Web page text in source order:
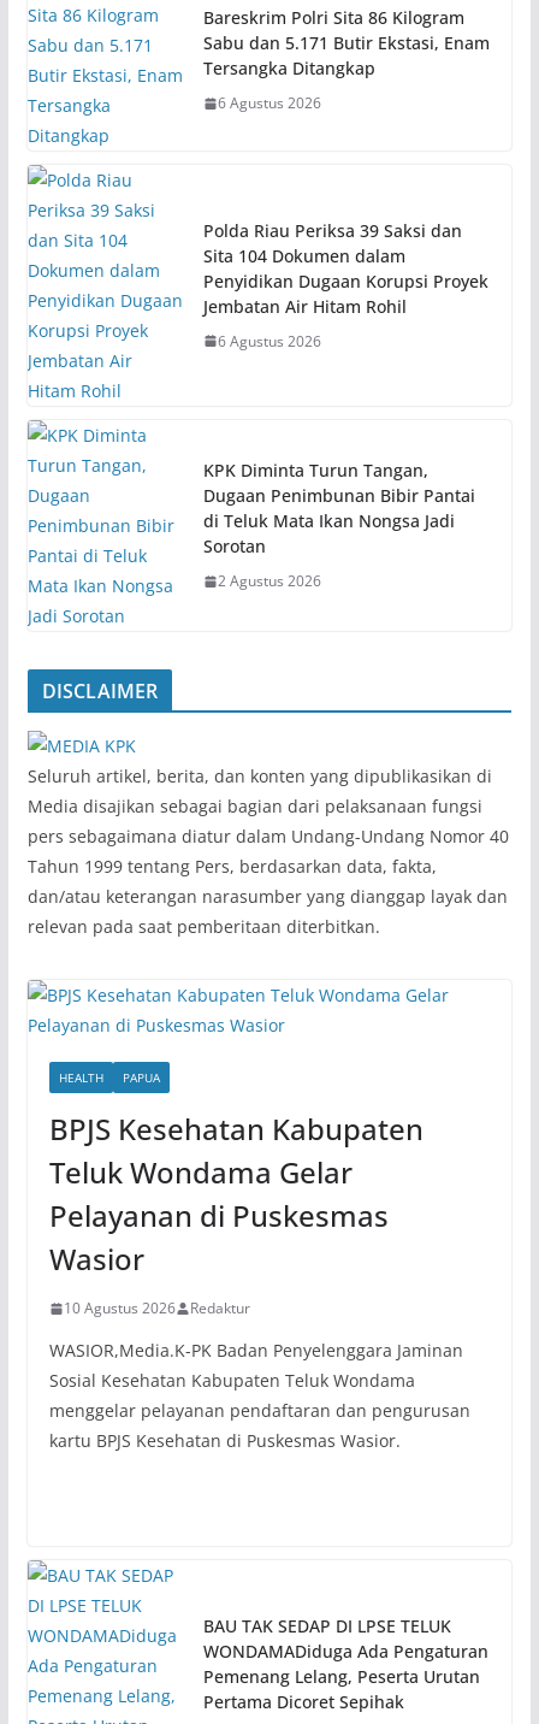
Bareskrim Polri Sita 86 Kilogram
Sabu dan 5.171 Butir Ekstasi, Enam
Tersangka Ditangkap
6 Agustus 2026
Polda Riau Periksa 39 Saksi dan
Sita 104 Dokumen dalam
Penyidikan Dugaan Korupsi Proyek
Jembatan Air Hitam Rohil
6 Agustus 2026
KPK Diminta Turun Tangan,
Dugaan Penimbunan Bibir Pantai
di Teluk Mata Ikan Nongsa Jadi
Sorotan
2 Agustus 2026
DISCLAIMER
‎Seluruh artikel, berita, dan konten yang dipublikasikan di
Media disajikan sebagai bagian dari pelaksanaan fungsi
pers sebagaimana diatur dalam Undang-Undang Nomor 40
Tahun 1999 tentang Pers, berdasarkan data, fakta,
dan/atau keterangan narasumber yang dianggap layak dan
relevan pada saat pemberitaan diterbitkan.
HEALTH PAPUA
BPJS Kesehatan Kabupaten
Teluk Wondama Gelar
Pelayanan di Puskesmas
Wasior
10 Agustus 2026 Redaktur
WASIOR,Media.K-PK Badan Penyelenggara Jaminan
Sosial Kesehatan Kabupaten Teluk Wondama
menggelar pelayanan pendaftaran dan pengurusan
kartu BPJS Kesehatan di Puskesmas Wasior.
BAU TAK SEDAP DI LPSE TELUK
WONDAMADiduga Ada Pengaturan
Pemenang Lelang, Peserta Urutan
Pertama Dicoret Sepihak